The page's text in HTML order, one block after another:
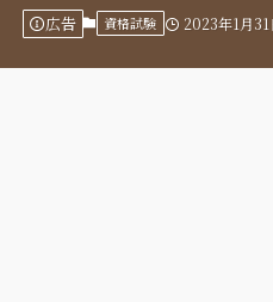
広告 資格試験 2023年1月31